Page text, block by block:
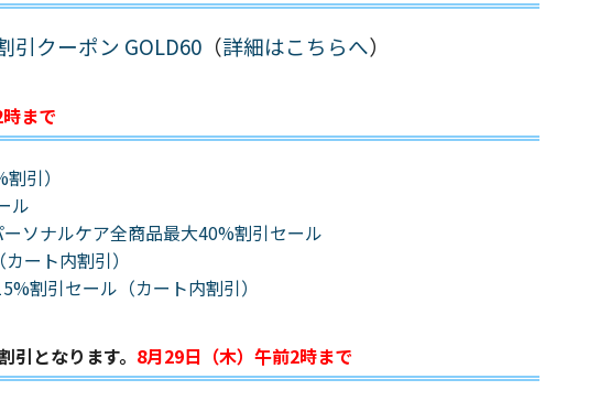
引クーポン GOLD60 （詳細はこちらへ）
まで
引）
ル
ソナルケア全商品最大40%割引セール
ート内割引）
割引セール（カート内割引）
となります。 8月29日（木）午前2時まで